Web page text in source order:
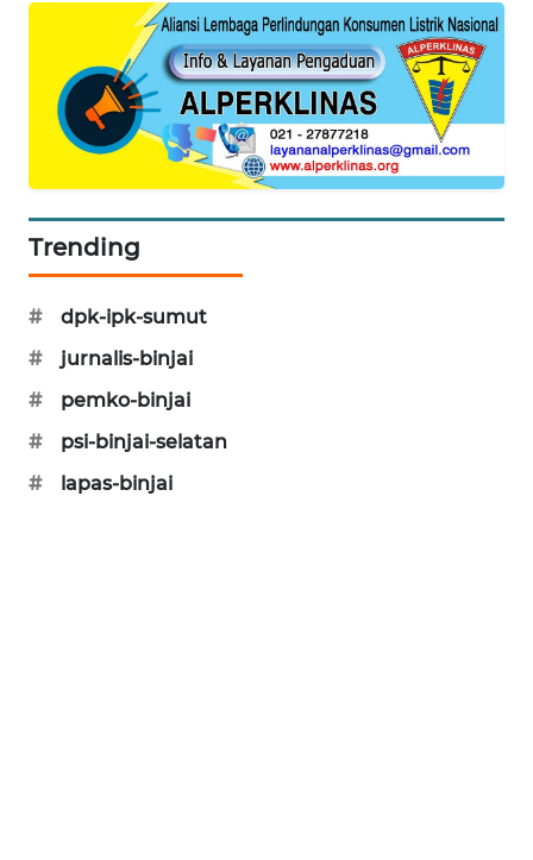
Trending
#
dpk-ipk-sumut
#
jurnalis-binjai
#
pemko-binjai
#
psi-binjai-selatan
#
lapas-binjai
FISUELRI
ID
BERKAT
BERAMPU